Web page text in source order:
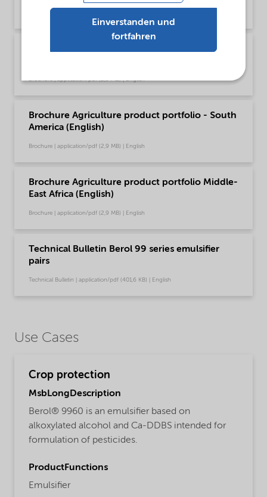
Brochure | application/pdf (9,6 MB) | English
Brochure Agriculture product portfolio - North
Brochure | application/pdf (2,9 MB) | English
Brochure Agriculture product portfolio - South
America (English)
Brochure | application/pdf (2,9 MB) | English
Brochure Agriculture product portfolio Middle-
East Africa (English)
Brochure | application/pdf (2,9 MB) | English
Technical Bulletin Berol 99 series emulsifier
pairs
Technical Bulletin | application/pdf (401,6 KB) | English
Use Cases
Crop protection
MsbLongDescription
Berol® 9960 is an emulsifier based on
alkoxylated alcohol and Ca-DDBS intended for
formulation of pesticides.
ProductFunctions
Emulsifier
Einverstanden und
fortfahren